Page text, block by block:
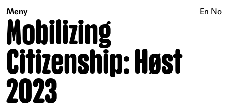
Meny En No
Mobilizing
Citizenship: Høst
2023